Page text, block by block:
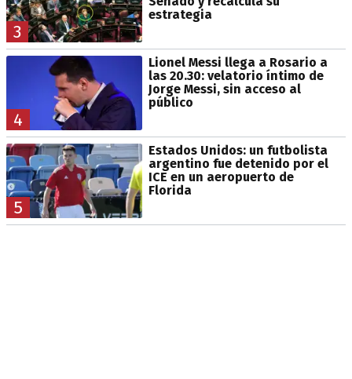
3
estrategia
4
Lionel Messi llega a Rosario a
las 20.30: velatorio íntimo de
Jorge Messi, sin acceso al
público
5
Estados Unidos: un futbolista
argentino fue detenido por el
ICE en un aeropuerto de
Florida